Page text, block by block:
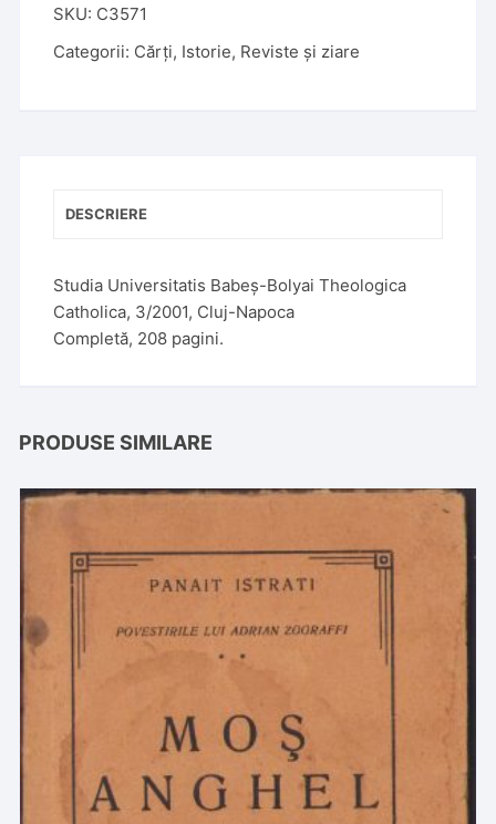
t
SKU: C3571
Categorii: Cărți, Istorie, Reviste și ziare
DESCRIERE
Studia Universitatis Babeș-Bolyai Theologica
Catholica, 3/2001, Cluj-Napoca
Completă, 208 pagini.
PRODUSE SIMILARE